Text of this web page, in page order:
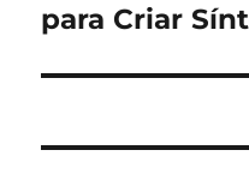
post:
para Criar